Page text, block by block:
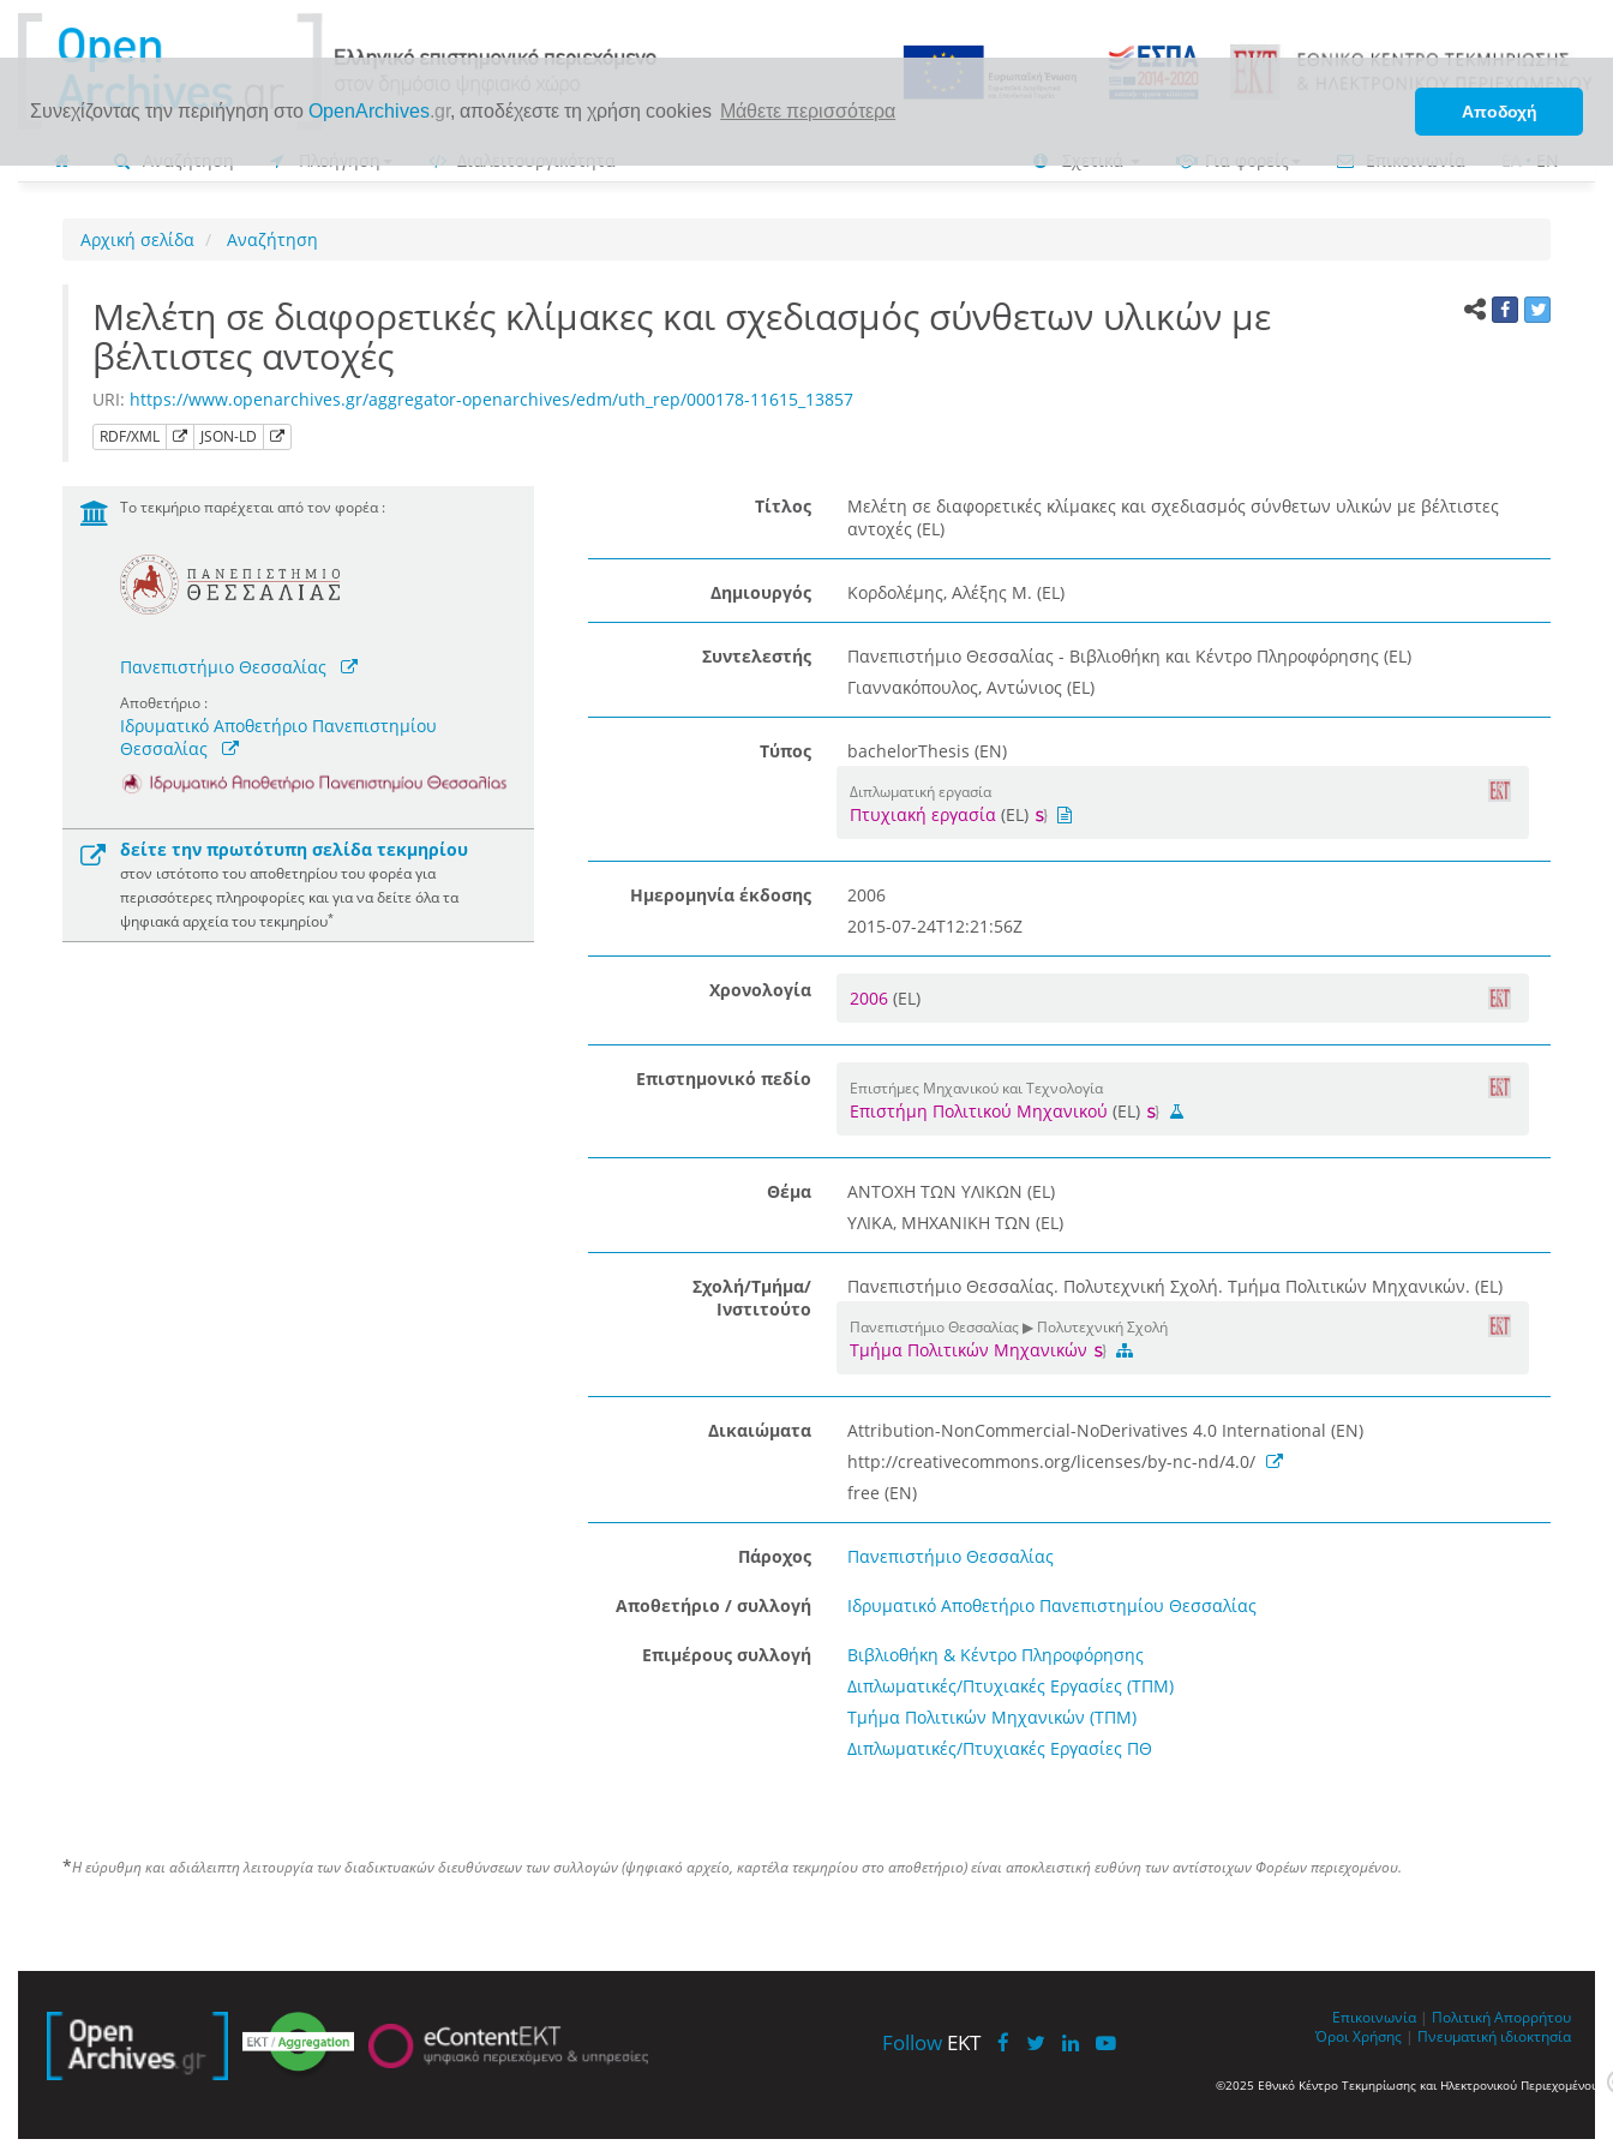
Συνεχίζοντας την περιήγηση στο OpenArchives.gr, αποδέχεστε τη χρήση cookies Μάθετε περισσότερα Αποδοχή
Αναζήτηση Πλοήγηση Διαλειτουργικότητα Σχετικά Για φορείς Επικοινωνία ΕΛ•EN
Αρχική σελίδα Αναζήτηση
Μελέτη σε διαφορετικές κλίμακες και σχεδιασμός σύνθετων υλικών με
βέλτιστες αντοχές
URI: https://www.openarchives.gr/aggregator-openarchives/edm/uth_rep/000178-11615_13857
RDF/XML JSON-LD
Το τεκμήριο παρέχεται από τον φορέα :
Πανεπιστήμιο Θεσσαλίας
Αποθετήριο :
Ιδρυματικό Αποθετήριο Πανεπιστημίου
Θεσσαλίας
δείτε την πρωτότυπη σελίδα τεκμηρίου
στον ιστότοπο του αποθετηρίου του φορέα για
περισσότερες πληροφορίες και για να δείτε όλα τα
ψηφιακά αρχεία του τεκμηρίου*
Τίτλος
Μελέτη σε διαφορετικές κλίμακες και σχεδιασμός σύνθετων υλικών με βέλτιστες
αντοχές (EL)
Δημιουργός Κορδολέμης, Αλέξης Μ. (EL)
Συντελεστής
Πανεπιστήμιο Θεσσαλίας - Βιβλιοθήκη και Κέντρο Πληροφόρησης (EL)
Γιαννακόπουλος, Αντώνιος (EL)
Τύπος bachelorThesis (EN)
Διπλωματική εργασία
Πτυχιακή εργασία(EL)
Ημερομηνία έκδοσης
2006
2015-07-24T12:21:56Z
Χρονολογία 2006 (EL)
Επιστημονικό πεδίο Επιστήμες Μηχανικού και Τεχνολογία
Επιστήμη Πολιτικού Μηχανικού (EL)
Θέμα
ΑΝΤΟΧΗ ΤΩΝ ΥΛΙΚΩΝ (EL)
ΥΛΙΚΑ, ΜΗΧΑΝΙΚΗ ΤΩΝ (EL)
Σχολή/Τμήμα/
Ινστιτούτο
Πανεπιστήμιο Θεσσαλίας. Πολυτεχνική Σχολή. Τμήμα Πολιτικών Μηχανικών. (EL)
Πανεπιστήμιο Θεσσαλίας ▶ Πολυτεχνική Σχολή
Τμήμα Πολιτικών Μηχανικών
Δικαιώματα
Attribution-NonCommercial-NoDerivatives 4.0 International (EN)
http://creativecommons.org/licenses/by-nc-nd/4.0/
free (EN)
Πάροχος Πανεπιστήμιο Θεσσαλίας
Αποθετήριο / συλλογή Ιδρυματικό Αποθετήριο Πανεπιστημίου Θεσσαλίας
Επιμέρους συλλογή
Βιβλιοθήκη & Κέντρο Πληροφόρησης
Διπλωματικές/Πτυχιακές Εργασίες (ΤΠΜ)
Τμήμα Πολιτικών Μηχανικών (ΤΠΜ)
Διπλωματικές/Πτυχιακές Εργασίες ΠΘ
*Η εύρυθμη και αδιάλειπτη λειτουργία των διαδικτυακών διευθύνσεων των συλλογών (ψηφιακό αρχείο, καρτέλα τεκμηρίου στο αποθετήριο) είναι αποκλειστική ευθύνη των αντίστοιχων Φορέων περιεχομένου.
Follow EKT
Επικοινωνία | Πολιτική Απορρήτου
Όροι Χρήσης | Πνευματική ιδιοκτησία
©2025 Εθνικό Κέντρο Τεκμηρίωσης και Ηλεκτρονικού Περιεχομένου